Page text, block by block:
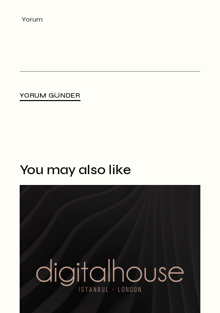
YORUM GÖNDER
You may also like